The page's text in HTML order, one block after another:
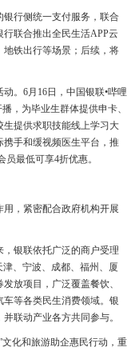
行侧统一支付服务，联合
联合推出全民生活APP云
铁出行等场景；后续，将
。6月16日，中国银联•哔哩
，为毕业生群体提供申卡、
提供求职技能线上学习大
手和缓视频医生平台，推
最低可享4折优惠。
，紧密配合政府机构开展
银联依托广泛的商户受理
、宁波、成都、福州、厦
放项目，广泛覆盖餐饮、
等各类民生消费领域。银
联动产业各方共同参与。
化和旅游助企惠民行动，重